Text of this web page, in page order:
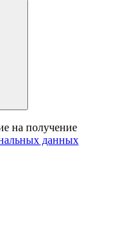
на получение
данных